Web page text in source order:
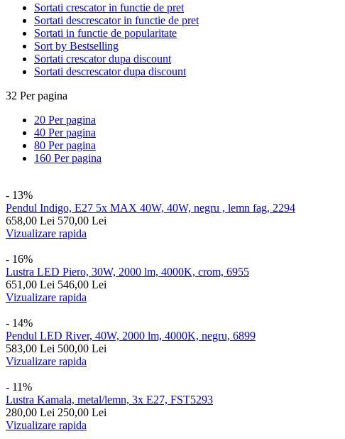
Sortati crescator in functie de pret
Sortati descrescator in functie de pret
Sortati in functie de popularitate
Sort by Bestselling
Sortati crescator dupa discount
Sortati descrescator dupa discount
32 Per pagina
20 Per pagina
40 Per pagina
80 Per pagina
160 Per pagina
- 13%
Pendul Indigo, E27 5x MAX 40W, 40W, negru , lemn fag, 2294
658,00 Lei 570,00 Lei
Vizualizare rapida
- 16%
Lustra LED Piero, 30W, 2000 lm, 4000K, crom, 6955
651,00 Lei 546,00 Lei
Vizualizare rapida
- 14%
Pendul LED River, 40W, 2000 lm, 4000K, negru, 6899
583,00 Lei 500,00 Lei
Vizualizare rapida
- 11%
Lustra Kamala, metal/lemn, 3x E27, FST5293
280,00 Lei 250,00 Lei
Vizualizare rapida